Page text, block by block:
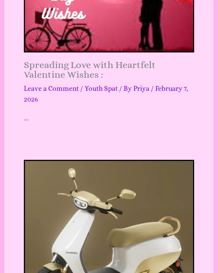
Spreading Love with Heartfelt
Valentine Wishes :
Leave a Comment / Youth Spat/ ByPriya / February 7,
2026
…